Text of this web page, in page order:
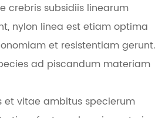
crebris subsidiis linearum
nylon linea est etiam optima
et resistentiam gerunt.
ad piscandum materiam
et vitae ambitus specierum